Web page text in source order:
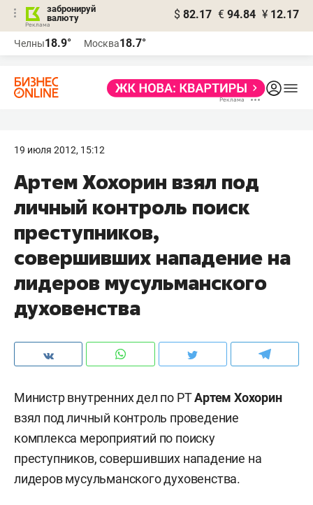
забронируй
валюту
$ 82.17 € 94.84 ¥ 12.17
Челны18.9° Москва18.7°
19 июля 2012, 15:12
Артем Хохорин взял под
личный контроль поиск
преступников,
совершивших нападение на
лидеров мусульманского
духовенства
Министр внутренних дел по РТАртем Хохорин
взял под личный контроль проведение
комплекса мероприятий по поиску
преступников, совершивших нападение на
лидеров мусульманского духовенства.